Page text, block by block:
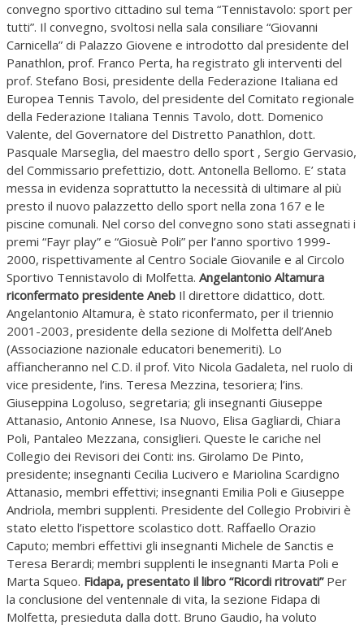
convegno sportivo cittadino sul tema “Tennistavolo: sport per
tutti”. Il convegno, svoltosi nella sala consiliare “Giovanni
Carnicella” di Palazzo Giovene e introdotto dal presidente del
Panathlon, prof. Franco Perta, ha registrato gli interventi del
prof. Stefano Bosi, presidente della Federazione Italiana ed
Europea Tennis Tavolo, del presidente del Comitato regionale
della Federazione Italiana Tennis Tavolo, dott. Domenico
Valente, del Governatore del Distretto Panathlon, dott.
Pasquale Marseglia, del maestro dello sport , Sergio Gervasio,
del Commissario prefettizio, dott. Antonella Bellomo. E’ stata
messa in evidenza soprattutto la necessità di ultimare al più
presto il nuovo palazzetto dello sport nella zona 167 e le
piscine comunali. Nel corso del convegno sono stati assegnati i
premi “Fayr play” e “Giosuè Poli” per l’anno sportivo 1999-
2000, rispettivamente al Centro Sociale Giovanile e al Circolo
Sportivo Tennistavolo di Molfetta. Angelantonio Altamura
riconfermato presidente Aneb Il direttore didattico, dott.
Angelantonio Altamura, è stato riconfermato, per il triennio
2001-2003, presidente della sezione di Molfetta dell’Aneb
(Associazione nazionale educatori benemeriti). Lo
affiancheranno nel C.D. il prof. Vito Nicola Gadaleta, nel ruolo di
vice presidente, l’ins. Teresa Mezzina, tesoriera; l’ins.
Giuseppina Logoluso, segretaria; gli insegnanti Giuseppe
Attanasio, Antonio Annese, Isa Nuovo, Elisa Gagliardi, Chiara
Poli, Pantaleo Mezzana, consiglieri. Queste le cariche nel
Collegio dei Revisori dei Conti: ins. Girolamo De Pinto,
presidente; insegnanti Cecilia Lucivero e Mariolina Scardigno
Attanasio, membri effettivi; insegnanti Emilia Poli e Giuseppe
Andriola, membri supplenti. Presidente del Collegio Probiviri è
stato eletto l’ispettore scolastico dott. Raffaello Orazio
Caputo; membri effettivi gli insegnanti Michele de Sanctis e
Teresa Berardi; membri supplenti le insegnanti Marta Poli e
Marta Squeo. Fidapa, presentato il libro “Ricordi ritrovati”Per
la conclusione del ventennale di vita, la sezione Fidapa di
Molfetta, presieduta dalla dott. Bruno Gaudio, ha voluto